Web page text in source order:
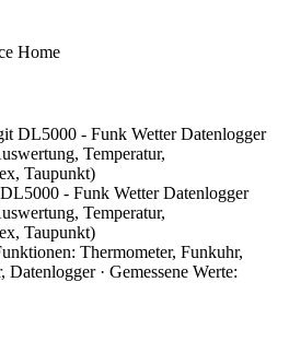
- Funk Wetter Datenlogger
Temperatur,
Taupunkt)
Thermometer, Funkuhr,
· Gemessene Werte: